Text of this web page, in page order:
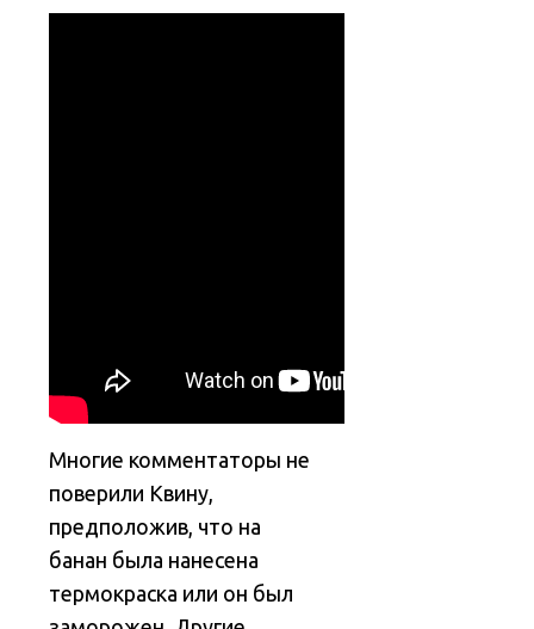
Многие комментаторы не
поверили Квину,
предположив, что на
банан была нанесена
термокраска или он был